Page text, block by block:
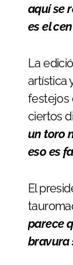
aquí se
es el
La
artística
festejos
ciertos
un toro
eso es
El
parece
bravura